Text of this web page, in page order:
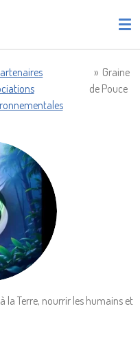
UNION OF LIGHT AND LOVE -
» Graine
de Pouce
la Terre, nourrir les humains et